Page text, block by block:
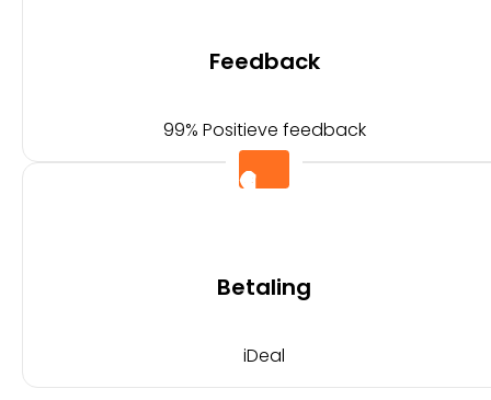
Feedback
99% Positieve feedback
Betaling
iDeal